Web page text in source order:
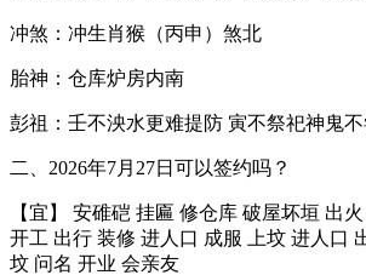
冲煞：冲生肖猴（丙申）煞北
胎神：仓库炉房内南
彭祖：壬不泱水更难提防 寅不祭祀神鬼
二、2026年7月27日可以签约吗？
【宜】 安碓硙 挂匾 修仓库 破屋坏垣 出
开工 出行 装修 进人口 成服 上坟 进人口
坟 问名 开业 会亲友